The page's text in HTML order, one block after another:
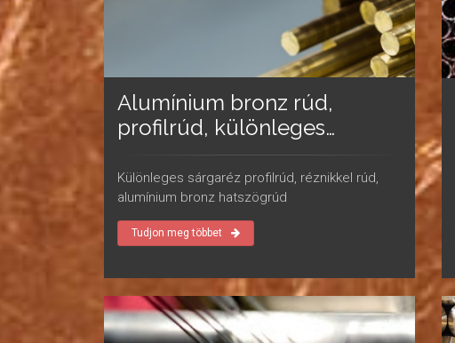
Alumínium bronz rúd,
profilrúd, különleges
sárgaréz rúd
Különleges sárgaréz profilrúd, réznikkel rúd,
alumínium bronz hatszögrúd
Tudjon meg többet